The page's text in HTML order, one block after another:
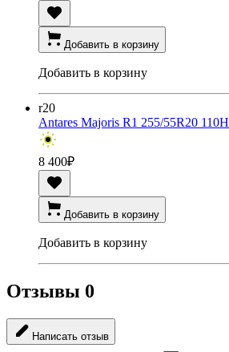
Добавить в корзину
Добавить в корзину
r20
Antares Majoris R1 255/55R20 110H
8 400₽
Добавить в корзину
Добавить в корзину
Отзывы 0
Написать отзыв